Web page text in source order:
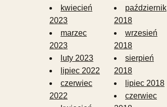
kwiecień
2023
marzec
2023
luty 2023
lipiec 2022
czerwiec
2022
październik
2018
wrzesień
2018
sierpień
2018
lipiec 2018
czerwiec